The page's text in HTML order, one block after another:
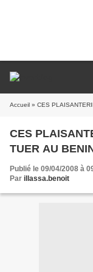
Accueil » CES
CES
TUER AU
Publié le 09/04/2008 à
Par illassa.benoit